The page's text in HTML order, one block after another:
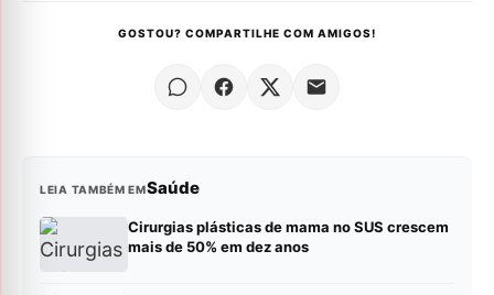
GOSTOU? COMPARTILHE COM AMIGOS!
LEIA TAMBÉM EMSaúde
Cirurgias plásticas de mama no SUS crescem
mais de 50% em dez anos